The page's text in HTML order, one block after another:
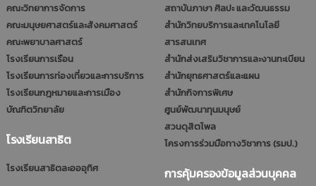
คณะวิทยาการจัดการ
คณะมนุษยศาสตร์และสังคมศาสตร์
คณะพยาบาลศาสตร์
โรงเรียนการเรือน
โรงเรียนการท่องเที่ยวและการบริการ
โรงเรียนกฎหมายและการเมือง
บัณฑิตวิทยาลัย
โรงเรียนสาธิต
โรงเรียนสาธิตละอออุทิศ
สถาบันภาษา ศิลปะ และวัฒนธรรม
สำนักวิทยบริการและเทคโนโลยี
สารสนเทศ
สำนักส่งเสริมวิชาการและงานทะเบียน
สำนักยุทธศาสตร์และแผน
สำนักกิจการพิเศษ
ศูนย์พัฒนาทุนมนุษย์
สวนดุสิตโพล
โครงการร่วมมือทางวิชาการ (รมป.)
การคุ้มครองข้อมูลส่วนบุคคล